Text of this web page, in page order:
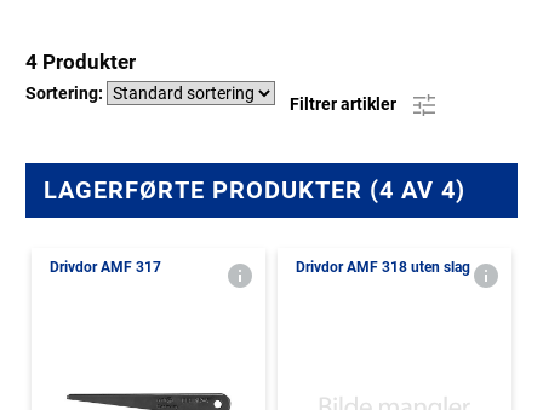
4 Produkter
Sortering:
Filtrer artikler
LAGERFØRTE PRODUKTER (4 AV 4)
Drivdor AMF 317 Drivdor AMF 318 uten slag